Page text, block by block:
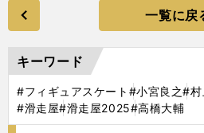
一覧に戻
キーワード
#フィギュアスケート #小宮良之#村
#滑走屋#滑走屋2025#高橋大輔